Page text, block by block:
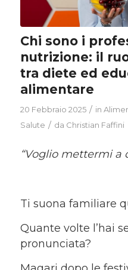
Chi sono i
nutrizione: il
tra diete ed
alimentare
20 Febbraio 2025 / in
Salute / da Christian Faffini
“Voglio mettermi a
Ti suona familiare
Quante volte l’hai
pronunciata?